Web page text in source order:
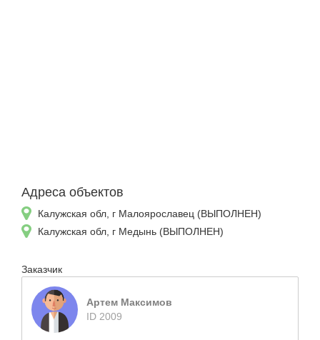
Адреса объектов
Калужская обл, г Малоярославец (ВЫПОЛНЕН)
Калужская обл, г Медынь (ВЫПОЛНЕН)
Заказчик
Артем Максимов
ID 2009